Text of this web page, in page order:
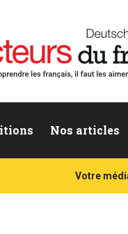
Nos articles
Votre